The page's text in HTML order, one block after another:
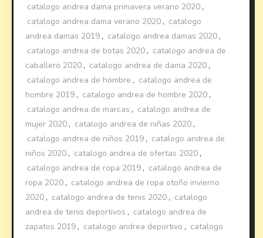
catalogo andrea dama primavera verano 2020 ,
catalogo andrea dama verano 2020 , catalogo
andrea damas 2019 , catalogo andrea damas 2020 ,
catalogo andrea de botas 2020 , catalogo andrea de
caballero 2020 , catalogo andrea de dama 2020 ,
catalogo andrea de hombre , catalogo andrea de
hombre 2019 , catalogo andrea de hombre 2020 ,
catalogo andrea de marcas , catalogo andrea de
mujer 2020 , catalogo andrea de niñas 2020 ,
catalogo andrea de niños 2019 , catalogo andrea de
niños 2020 , catalogo andrea de ofertas 2020 ,
catalogo andrea de ropa 2019 , catalogo andrea de
ropa 2020 , catalogo andrea de ropa otoño invierno
2020 , catalogo andrea de tenis 2020 , catalogo
andrea de tenis deportivos , catalogo andrea de
zapatos 2019 , catalogo andrea deportivo , catalogo